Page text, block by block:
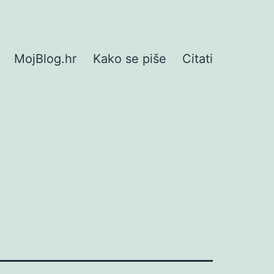
MojBlog.hr Kako se piše Citati